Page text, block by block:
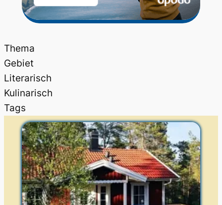
Thema
Gebiet
Literarisch
Kulinarisch
Tags